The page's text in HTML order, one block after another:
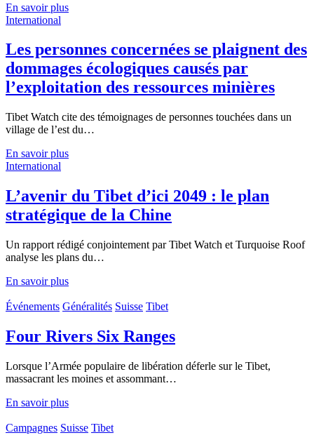
En savoir plus
International
Les personnes concernées se plaignent des
dommages écologiques causés par
l’exploitation des ressources minières
Tibet Watch cite des témoignages de personnes touchées dans un
village de l’est du…
En savoir plus
International
L’avenir du Tibet d’ici 2049 : le plan
stratégique de la Chine
Un rapport rédigé conjointement par Tibet Watch et Turquoise Roof
analyse les plans du…
En savoir plus
Événements Généralités Suisse Tibet
Four Rivers Six Ranges
Lorsque l’Armée populaire de libération déferle sur le Tibet,
massacrant les moines et assommant…
En savoir plus
Campagnes Suisse Tibet